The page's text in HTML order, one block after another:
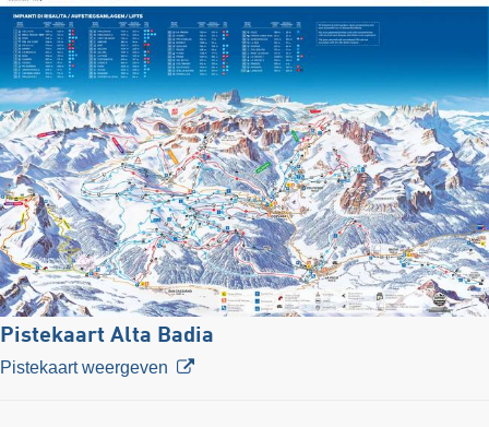
Pistekaart Alta Badia
Pistekaart weergeven